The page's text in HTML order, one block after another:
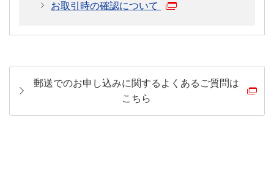
お取引時の確認について
郵送でのお申し込みに関するよくあるご質問は
こちら